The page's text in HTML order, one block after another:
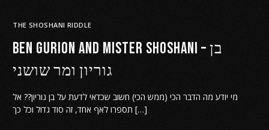
THE SHOSHANI RIDDLE
Ben Gurion and Mister Shoshani – בן
גוריון ומר שושני
מי יודע מה הדבר הכי (ממש הכי) חשוב שכדאי לדעת על בן גוריון?? אל
תספרו לאף אחד, זה סוד גדול וכל כך […]